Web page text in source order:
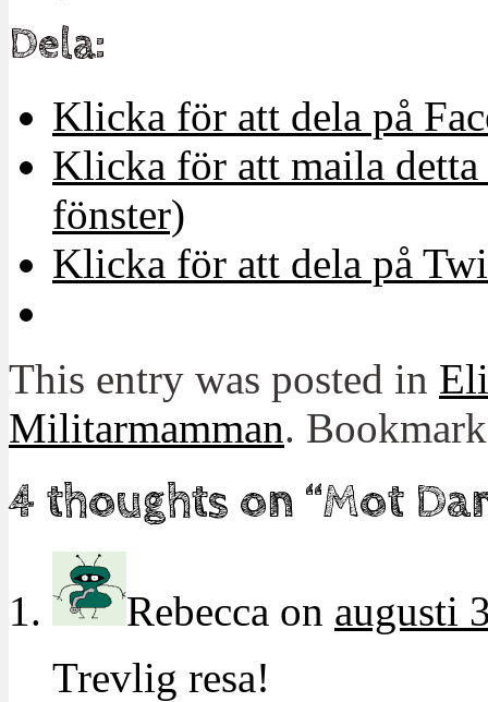
Dela:
Klicka för att dela på
Klicka för att maila
fönster)
Klicka för att dela på
This entry was posted in
Militarmamman.
4 thoughts on “Mot
Rebecca on augusti
Trevlig resa!